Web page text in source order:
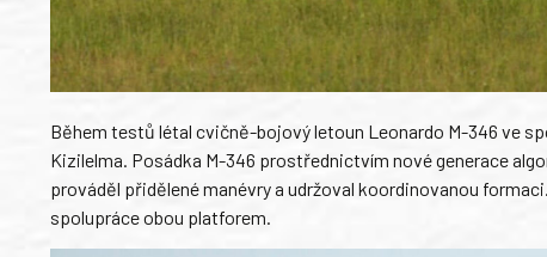
Během testů létal cvičně-bojový letoun Leonardo M-346 ve
Kizilelma. Posádka M-346 prostřednictvím nové generace
prováděl přidělené manévry a udržoval koordinovanou
spolupráce obou platforem.